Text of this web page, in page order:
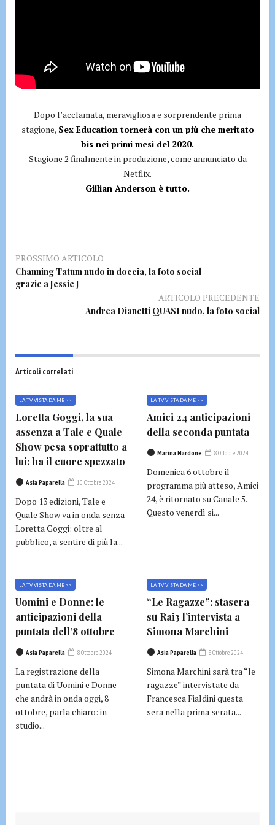
Dopo l’acclamata, meravigliosa e sorprendente prima
stagione, Sex Education tornerà con un più che meritato
bis nei primi mesi del 2020.
Stagione 2 finalmente in produzione, come annunciato da
Netflix.
Gillian Anderson è tutto.
PROSSIMO ARTICOLO
Channing Tatum nudo in doccia, la foto social
grazie a Jessie J
ARTICOLO PRECEDENTE
Andrea Dianetti QUASI nudo, la foto social
Articoli correlati
LA TV VISTA DA ME >>
Loretta Goggi, la sua
assenza a Tale e Quale
Show pesa soprattutto a
lui: ha il cuore spezzato
Asia Paparella 10 Ottobre 2024
Dopo 13 edizioni, Tale e
Quale Show va in onda senza
Loretta Goggi: oltre al
pubblico, a sentire di più la...
LA TV VISTA DA ME >>
Amici 24 anticipazioni
della seconda puntata
Marina Nardone 8 Ottobre 2024
Domenica 6 ottobre il
programma più atteso, Amici
24, è ritornato su Canale 5.
Questo venerdì si...
LA TV VISTA DA ME >>
Uomini e Donne: le
anticipazioni della
puntata dell’8 ottobre
Asia Paparella 8 Ottobre 2024
La registrazione della
puntata di Uomini e Donne
che andrà in onda oggi, 8
ottobre, parla chiaro: in
studio...
LA TV VISTA DA ME >>
“Le Ragazze”: stasera
su Rai3 l’intervista a
Simona Marchini
Asia Paparella 8 Ottobre 2024
Simona Marchini sarà tra “le
ragazze” intervistate da
Francesca Fialdini questa
sera nella prima serata...